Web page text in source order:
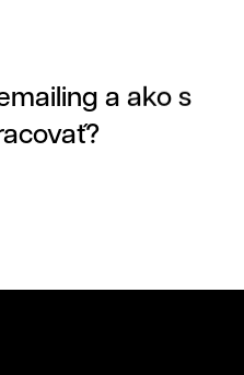
a ako s
osobných údajov
ochrana